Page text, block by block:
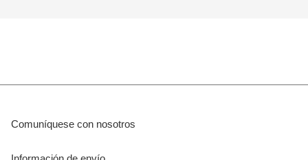
Comuníquese con nosotros